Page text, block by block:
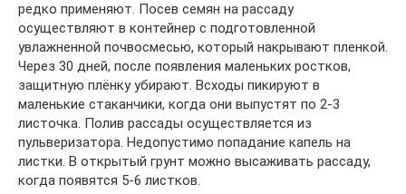
редко применяют. Посев семян на рассаду
осуществляют в контейнер с подготовленной
увлажненной почвосмесью, который накрывают пленкой.
Через 30 дней, после появления маленьких ростков,
защитную плёнку убирают. Всходы пикируют в
маленькие стаканчики, когда они выпустят по 2-3
листочка. Полив рассады осуществляется из
пульверизатора. Недопустимо попадание капель на
листки. В открытый грунт можно высаживать рассаду,
когда появятся 5-6 листков.